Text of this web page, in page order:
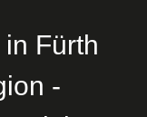
Fürth
-